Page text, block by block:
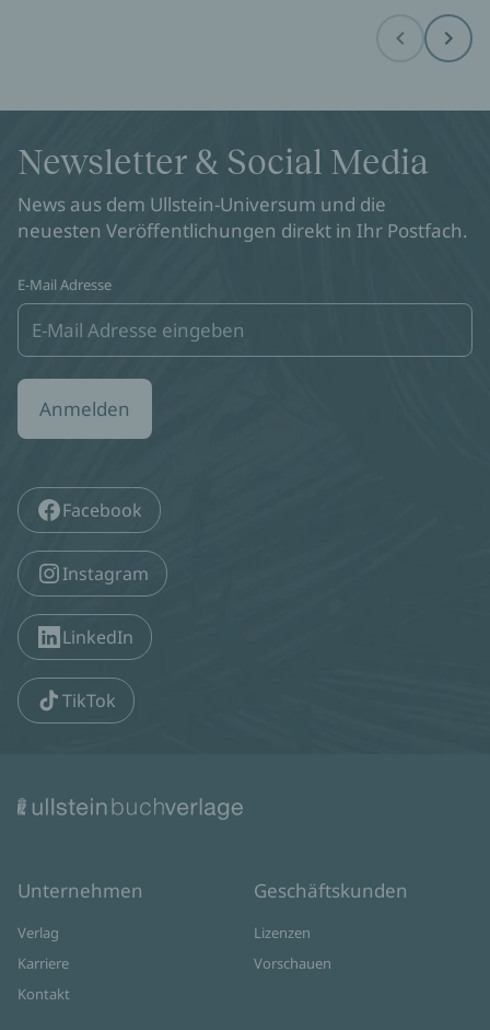
Before Next
Newsletter & Social Media
News aus dem Ullstein-Universum und die
neuesten Veröffentlichungen direkt in Ihr Postfach.
E-Mail Adresse
Anmelden
Facebook
Instagram
LinkedIn
TikTok
Unternehmen
Verlag
Karriere
Kontakt
Geschäftskunden
Lizenzen
Vorschauen